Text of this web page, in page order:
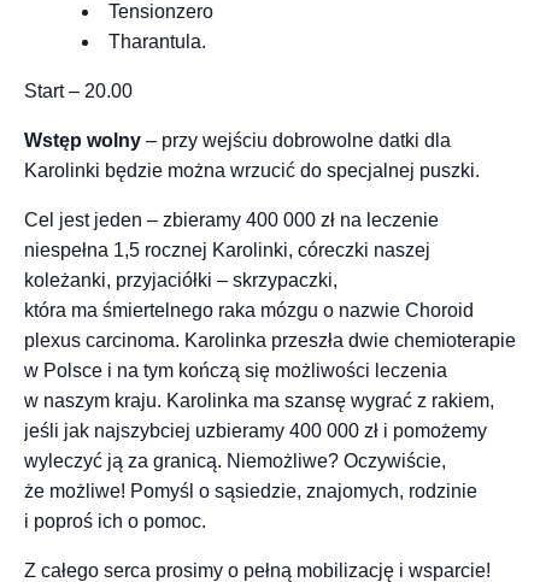
Tensionzero
Tharantula.
Start – 20.00
Wstęp wolny – przy wejściu dobrowolne datki dla
Karolinki będzie można wrzucić do specjalnej puszki.
Cel jest jeden – zbieramy 400 000 zł na leczenie
niespełna 1,5 rocznej Karolinki, córeczki naszej
koleżanki, przyjaciółki – skrzypaczki,
która ma śmiertelnego raka mózgu o nazwie Choroid
plexus carcinoma. Karolinka przeszła dwie chemioterapie
w Polsce i na tym kończą się możliwości leczenia
w naszym kraju. Karolinka ma szansę wygrać z rakiem,
jeśli jak najszybciej uzbieramy 400 000 zł i pomożemy
wyleczyć ją za granicą. Niemożliwe? Oczywiście,
że możliwe! Pomyśl o sąsiedzie, znajomych, rodzinie
i poproś ich o pomoc.
Z całego serca prosimy o pełną mobilizację i wsparcie!